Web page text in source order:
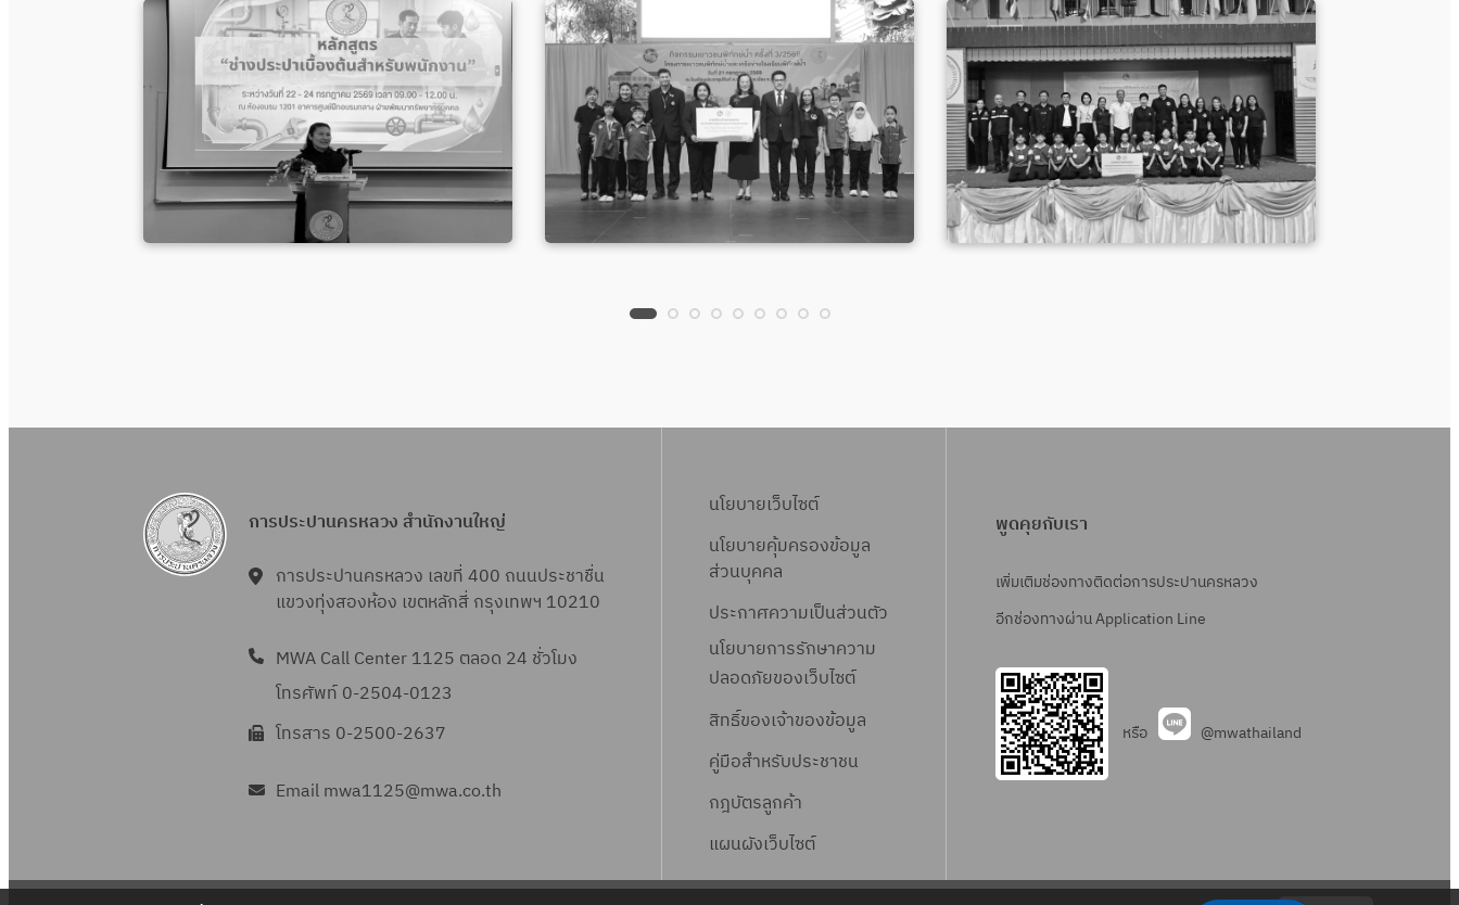
การประปานครหลวง สำนักงานใหญ่
การประปานครหลวง เลขที่ 400 ถนนประชาชื่น
แขวงทุ่งสองห้อง เขตหลักสี่ กรุงเทพฯ 10210
MWA Call Center 1125 ตลอด 24 ชั่วโมง
โทรศัพท์ 0-2504-0123
โทรสาร 0-2500-2637
Email mwa1125@mwa.co.th
นโยบายเว็บไซต์
นโยบายคุ้มครองข้อมูล
ส่วนบุคคล
ประกาศความเป็นส่วนตัว
นโยบายการรักษาความ
ปลอดภัยของเว็บไซต์
สิทธิ์ของเจ้าของข้อมูล
คู่มือสำหรับประชาชน
กฎบัตรลูกค้า
แผนผังเว็บไซต์
พูดคุยกับเรา
เพิ่มเติมช่องทางติดต่อการประปานครหลวง
อีกช่องทางผ่าน Application Line
หรือ @mwathailand